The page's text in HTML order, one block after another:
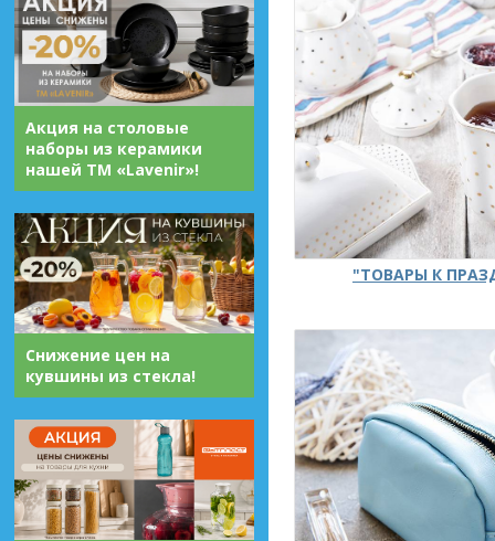
Акция на столовые
наборы из керамики
нашей ТМ «Lavenir»!
Снижение цен на
кувшины из стекла!
"ТОВАРЫ К